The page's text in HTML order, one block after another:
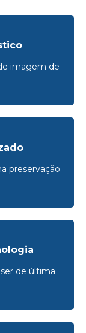
imagem de
preservação
de última